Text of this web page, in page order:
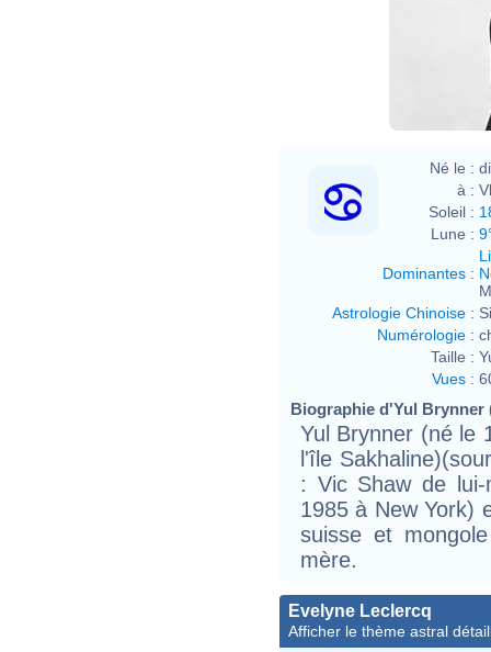
Né le :
à :
Soleil :
Lune :
Dominantes :
Astrologie Chinoise :
Numérologie :
Taille :
Vues :
Biographie d'Yul Brynner
Yul Brynner (né le
l'île
: Vic Shaw de
1985 à New York)
suisse et
mère.
Evelyne Leclercq
Afficher le thème astral